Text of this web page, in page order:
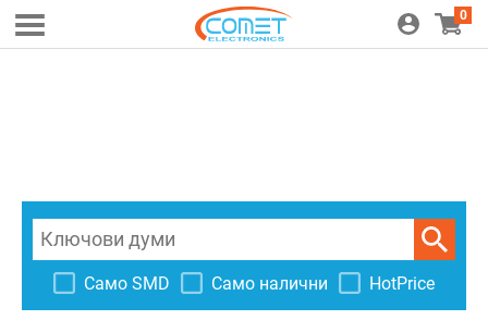
0
Само SMD Само налични HotPrice